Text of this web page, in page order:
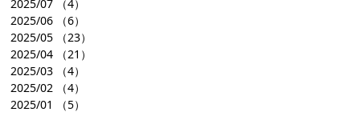
2025/07 （4）
2025/06 （6）
2025/05 （23）
2025/04 （21）
2025/03 （4）
2025/02 （4）
2025/01
（5）